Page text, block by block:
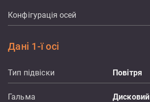
Конфігурація осей
Дані 1-ї осі
Тип підвіски Повітря
Гальма Дисковий